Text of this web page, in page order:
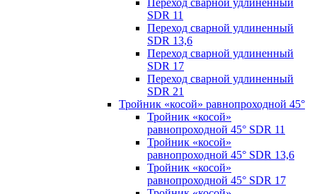
Переход сварной удлиненный
SDR 11
Переход сварной удлиненный
SDR 13,6
Переход сварной удлиненный
SDR 17
Переход сварной удлиненный
SDR 21
Тройник «косой» равнопроходной 45°
Тройник «косой»
равнопроходной 45° SDR 11
Тройник «косой»
равнопроходной 45° SDR 13,6
Тройник «косой»
равнопроходной 45° SDR 17